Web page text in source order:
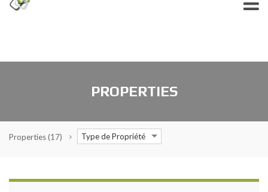
PROPERTIES
Properties(17) Type de Propriété